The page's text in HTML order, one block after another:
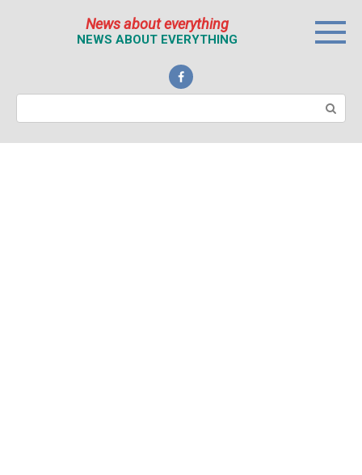
News about everything
NEWS ABOUT EVERYTHING
Поиск: